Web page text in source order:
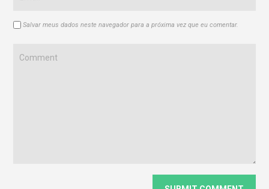
Salvar meus dados neste navegador para a próxima vez que eu comentar.